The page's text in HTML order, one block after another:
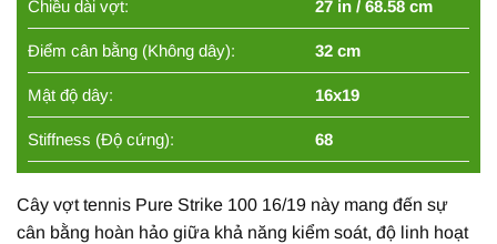
Chiều dài vợt: 27 in / 68.58 cm
Điểm cân bằng (Không dây): 32 cm
Mật độ dây: 16x19
Stiffness (Độ cứng): 68
Cây vợt tennis Pure Strike 100 16/19 này mang đến sự
cân bằng hoàn hảo giữa khả năng kiểm soát, độ linh hoạt